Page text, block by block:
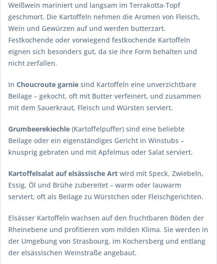
Weißwein mariniert und langsam im Terrakotta-Topf
geschmort. Die Kartoffeln nehmen die Aromen von Fleisch,
Wein und Gewürzen auf und werden butterzart.
Festkochende oder vorwiegend festkochende Kartoffeln
eignen sich besonders gut, da sie ihre Form behalten und
nicht zerfallen.
In Choucroute garnie sind Kartoffeln eine unverzichtbare
Beilage – gekocht, oft mit Butter verfeinert, und zusammen
mit dem Sauerkraut, Fleisch und Würsten serviert.
Grumbeerekiechle (Kartoffelpuffer) sind eine beliebte
Beilage oder ein eigenständiges Gericht in Winstubs –
knusprig gebraten und mit Apfelmus oder Salat serviert.
Kartoffelsalat auf elsässische Art wird mit Speck, Zwiebeln,
Essig, Öl und Brühe zubereitet – warm oder lauwarm
serviert, oft als Beilage zu Würstchen oder Fleischgerichten.
Elsässer Kartoffeln wachsen auf den fruchtbaren Böden der
Rheinebene und profitieren vom milden Klima. Sie werden in
der Umgebung von Strasbourg, im Kochersberg und entlang
der elsässischen Weinstraße angebaut.